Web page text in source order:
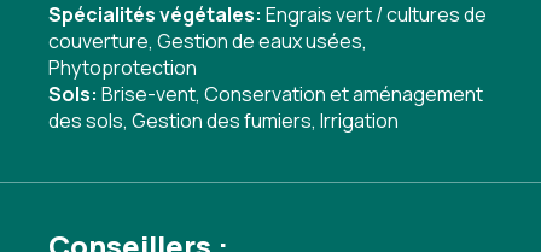
Spécialités végétales: Engrais vert / cultures de
couverture, Gestion de eaux usées,
Phytoprotection
Sols: Brise-vent, Conservation et aménagement
des sols, Gestion des fumiers, Irrigation